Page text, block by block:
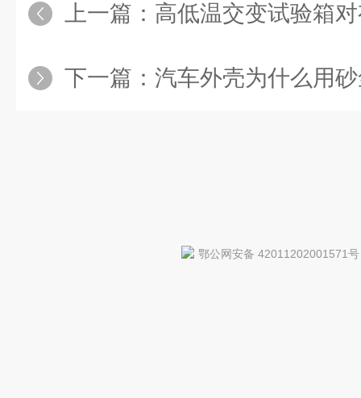
上一篇： 高低温交变试验箱
下一篇： 汽车外壳为什么用砂
鄂公网安备 42011202001571号